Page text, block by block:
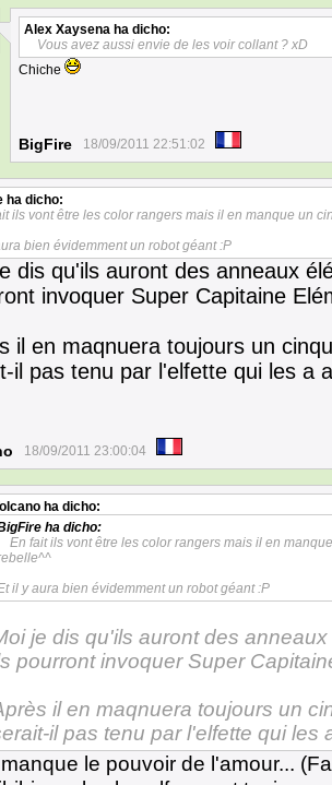
Alex Xaysena ha dicho:
Vous avez aussi envie de les voir collant ? xD
Chiche
BigFire 18/09/2011 22:51:02
ha dicho:
ils vont être les color rangers mais il en manque un
bien évidemment un robot géant :P
dis qu'ils auront des anneaux
invoquer Super Capitaine
il en maqnuera toujours un
il pas tenu par l'elfette qui les a
18/09/2011 23:00:04
ha dicho:
ha dicho:
En fait ils vont être les color rangers mais il en
il y aura bien évidemment un robot géant :P
je dis qu'ils auront des
pourront invoquer Super
il en maqnuera toujours un
il pas tenu par l'elfette qui les
le pouvoir de l'amour...